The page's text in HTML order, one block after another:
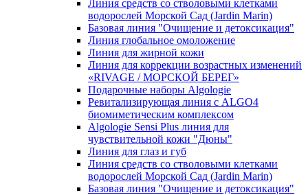
Линия средств со стволовыми клетками
водорослей Морской Сад (Jardin Marin)
Базовая линия "Очищение и детоксикация"
Линия глобальное омоложение
Линия для жирной кожи
Линия для коррекции возрастных изменений
«RIVAGE / МОРСКОЙ БЕРЕГ»
Подарочные наборы Algologie
Ревитализирующая линия с ALGO4
биомиметическим комплексом
Algologie Sensi Plus линия для
чувcтвительной кожи "Дюны"
Линия для глаз и губ
Линия средств со стволовыми клетками
водорослей Морской Сад (Jardin Marin)
Базовая линия "Очищение и детоксикация"